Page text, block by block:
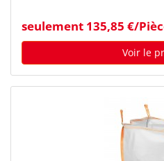
seulement 135,85 €/
Voir le